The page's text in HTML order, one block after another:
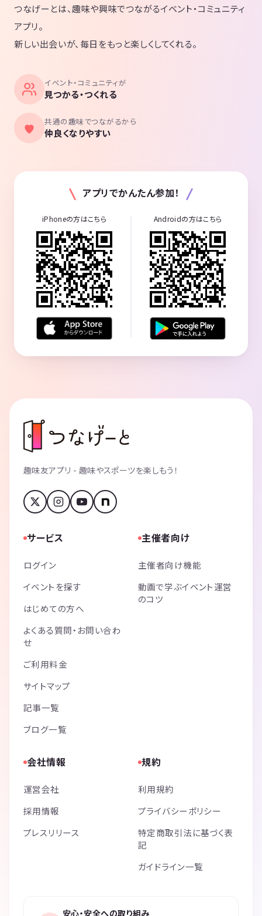
つなげーとは、趣味や興味でつながるイベント・コミュニティ
アプリ。
新しい出会いが、毎日をもっと楽しくしてくれる。
イベント・コミュニティが
見つかる・つくれる
共通の趣味でつながるから
仲良くなりやすい
アプリでかんたん参加！
iPhoneの方はこちら Androidの方はこちら
趣味友アプリ - 趣味やスポーツを楽しもう！
サービス
ログイン
イベントを探す
はじめての方へ
よくある質問・お問い合わ
せ
ご利用料金
サイトマップ
記事一覧
ブログ一覧
主催者向け
主催者向け機能
動画で学ぶイベント運営
のコツ
会社情報
運営会社
採用情報
プレスリリース
規約
利用規約
プライバシーポリシー
特定商取引法に基づく表
記
ガイドライン一覧
安心・安全への取り組み